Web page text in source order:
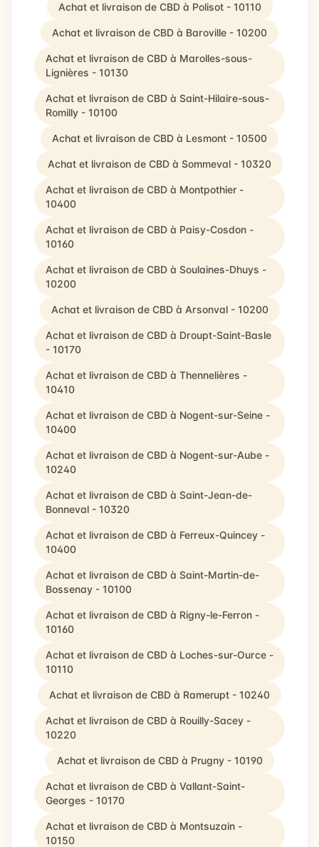
Achat et livraison de CBD à Polisot - 10110
Achat et livraison de CBD à Baroville - 10200
Achat et livraison de CBD à Marolles-sous-
Lignières - 10130
Achat et livraison de CBD à Saint-Hilaire-sous-
Romilly - 10100
Achat et livraison de CBD à Lesmont - 10500
Achat et livraison de CBD à Sommeval - 10320
Achat et livraison de CBD à Montpothier -
10400
Achat et livraison de CBD à Paisy-Cosdon -
10160
Achat et livraison de CBD à Soulaines-Dhuys -
10200
Achat et livraison de CBD à Arsonval - 10200
Achat et livraison de CBD à Droupt-Saint-Basle
- 10170
Achat et livraison de CBD à Thennelières -
10410
Achat et livraison de CBD à Nogent-sur-Seine -
10400
Achat et livraison de CBD à Nogent-sur-Aube -
10240
Achat et livraison de CBD à Saint-Jean-de-
Bonneval - 10320
Achat et livraison de CBD à Ferreux-Quincey -
10400
Achat et livraison de CBD à Saint-Martin-de-
Bossenay - 10100
Achat et livraison de CBD à Rigny-le-Ferron -
10160
Achat et livraison de CBD à Loches-sur-Ource -
10110
Achat et livraison de CBD à Ramerupt - 10240
Achat et livraison de CBD à Rouilly-Sacey -
10220
Achat et livraison de CBD à Prugny - 10190
Achat et livraison de CBD à Vallant-Saint-
Georges - 10170
Achat et livraison de CBD à Montsuzain -
10150